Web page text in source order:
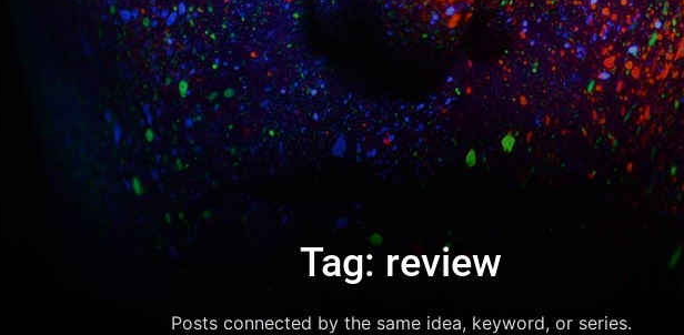
Tag: review
Posts connected by the same idea, keyword, or series.